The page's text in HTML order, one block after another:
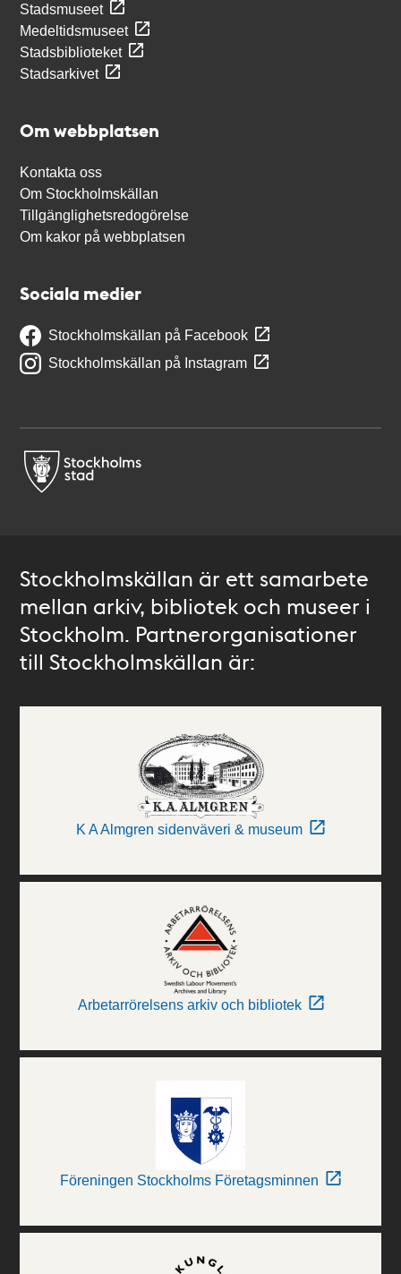
Stadsmuseet
Medeltidsmuseet
Stadsbiblioteket
Stadsarkivet
Om webbplatsen
Kontakta oss
Om Stockholmskällan
Tillgänglighetsredogörelse
Om kakor på webbplatsen
Sociala medier
Stockholmskällan på Facebook
Stockholmskällan på Instagram
Stockholmskällan är ett samarbete
mellan arkiv, bibliotek och museer i
Stockholm. Partnerorganisationer
till Stockholmskällan är:
K A Almgren sidenväveri & museum
Arbetarrörelsens arkiv och bibliotek
Föreningen Stockholms Företagsminnen